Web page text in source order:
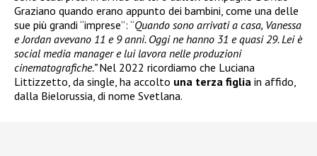
Graziano quando erano appunto dei bambini, come una delle
sue più grandi “imprese”: “Quando sono arrivati a casa, Vanessa
e Jordan avevano 11 e 9 anni. Oggi ne hanno 31 e quasi 29. Lei è
social media manager e lui lavora nelle produzioni
cinematografiche.”Nel 2022 ricordiamo che Luciana
Littizzetto, da single, ha accolto una terza figlia in affido,
dalla Bielorussia, di nome Svetlana.